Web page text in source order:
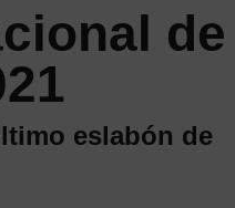
de
eslabón de